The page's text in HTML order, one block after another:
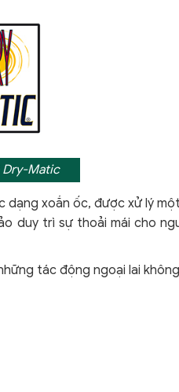
Dry-Matic
xoắn ốc, được xử lý
duy trì sự thoải mái cho
tác động ngoại lai